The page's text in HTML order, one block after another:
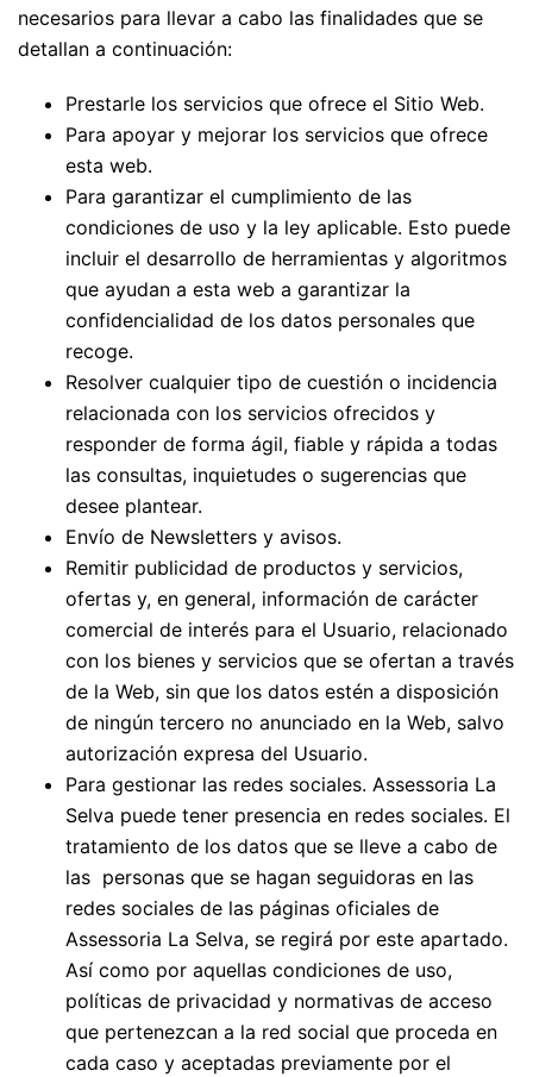
necesarios para llevar a cabo las finalidades que se
detallan a continuación:
Prestarle los servicios que ofrece el Sitio Web.
Para apoyar y mejorar los servicios que ofrece
esta web.
Para garantizar el cumplimiento de las
condiciones de uso y la ley aplicable. Esto puede
incluir el desarrollo de herramientas y algoritmos
que ayudan a esta web a garantizar la
confidencialidad de los datos personales que
recoge.
Resolver cualquier tipo de cuestión o incidencia
relacionada con los servicios ofrecidos y
responder de forma ágil, fiable y rápida a todas
las consultas, inquietudes o sugerencias que
desee plantear.
Envío de Newsletters y avisos.
Remitir publicidad de productos y servicios,
ofertas y, en general, información de carácter
comercial de interés para el Usuario, relacionado
con los bienes y servicios que se ofertan a través
de la Web, sin que los datos estén a disposición
de ningún tercero no anunciado en la Web, salvo
autorización expresa del Usuario.
Para gestionar las redes sociales. Assessoria La
Selva puede tener presencia en redes sociales. El
tratamiento de los datos que se lleve a cabo de
las personas que se hagan seguidoras en las
redes sociales de las páginas oficiales de
Assessoria La Selva, se regirá por este apartado.
Así como por aquellas condiciones de uso,
políticas de privacidad y normativas de acceso
que pertenezcan a la red social que proceda en
cada caso y aceptadas previamente por el